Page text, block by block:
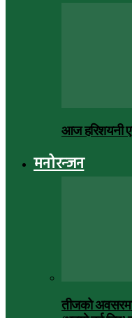
आज हरिशयनी
मनोरन्जन
तीजको